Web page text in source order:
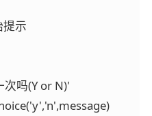
提示
吗(Y or N)'